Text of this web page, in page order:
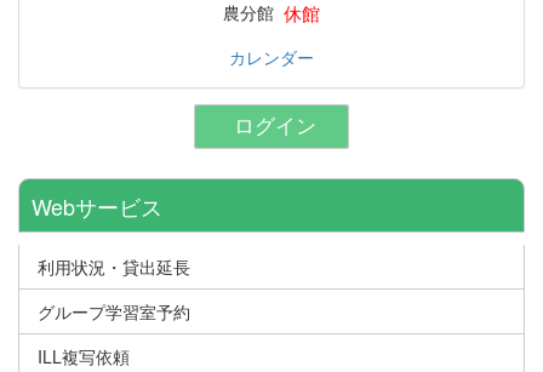
農分館 休館
カレンダー
ログイン
Webサービス
利用状況・貸出延長
グループ学習室予約
ILL複写依頼